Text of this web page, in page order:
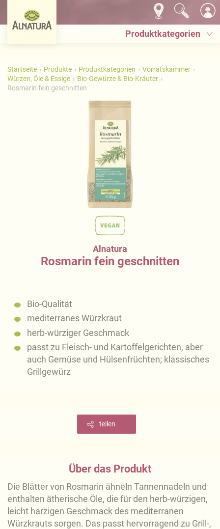
Produktkategorien
Startseite Produkte Produktkategorien
Vorratskammer
Würzen, Öle & Essige
Bio-Gewürze & Bio-Kräuter
Rosmarin fein geschnitten
Alnatura
Rosmarin fein geschnitten
Bio-Qualität
mediterranes Würzkraut
herb-würziger Geschmack
passt zu Fleisch- und Kartoffelgerichten, aber
auch Gemüse und Hülsenfrüchten; klassisches
Grillgewürz
teilen
Über das Produkt
Die Blätter von Rosmarin ähneln Tannennadeln und
enthalten ätherische Öle, die für den herb-würzigen,
leicht harzigen Geschmack des mediterranen
Würzkrauts sorgen. Das passt hervorragend zu Grill-,